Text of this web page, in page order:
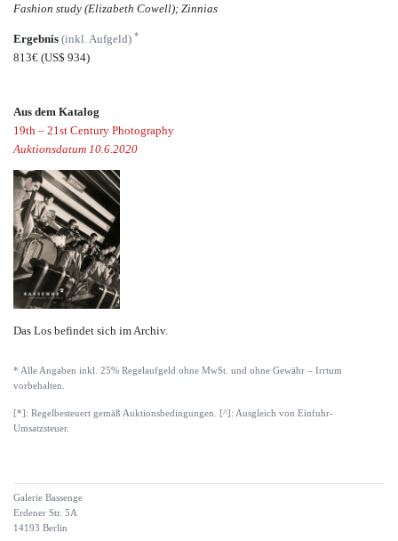
Fashion study (Elizabeth Cowell); Zinnias
Ergebnis (inkl. Aufgeld) *
813€ (US$ 934)
Aus dem Katalog
19th – 21st Century Photography
Auktionsdatum 10.6.2020
Das Los befindet sich im Archiv.
* Alle Angaben inkl. 25% Regelaufgeld ohne MwSt. und ohne Gewähr – Irrtum
vorbehalten.
[*]: Regelbesteuert gemäß Auktionsbedingungen. [^]: Ausgleich von Einfuhr-
Umsatzsteuer.
Galerie Bassenge
Erdener Str. 5A
14193 Berlin